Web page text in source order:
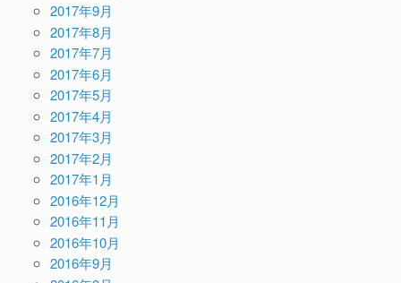
2017年9月
2017年8月
2017年7月
2017年6月
2017年5月
2017年4月
2017年3月
2017年2月
2017年1月
2016年12月
2016年11月
2016年10月
2016年9月